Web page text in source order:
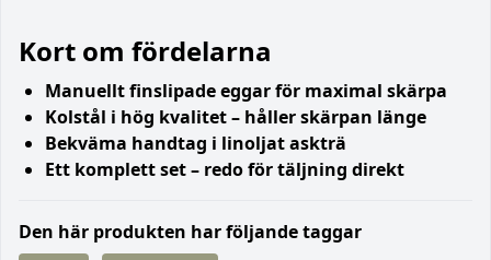
Kort om fördelarna
Manuellt finslipade eggar för maximal skärpa
Kolstål i hög kvalitet – håller skärpan länge
Bekväma handtag i linoljat askträ
Ett komplett set – redo för täljning direkt
Den här produkten har följande taggar